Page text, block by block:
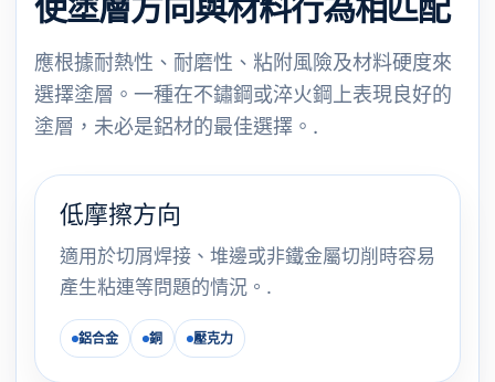
使塗層方向與材料行為相匹配
應根據耐熱性、耐磨性、粘附風險及材料硬度來
選擇塗層。一種在不鏽鋼或淬火鋼上表現良好的
塗層，未必是鋁材的最佳選擇。.
低摩擦方向
適用於切屑焊接、堆邊或非鐵金屬切削時容易
產生粘連等問題的情況。.
鋁合金 銅 壓克力